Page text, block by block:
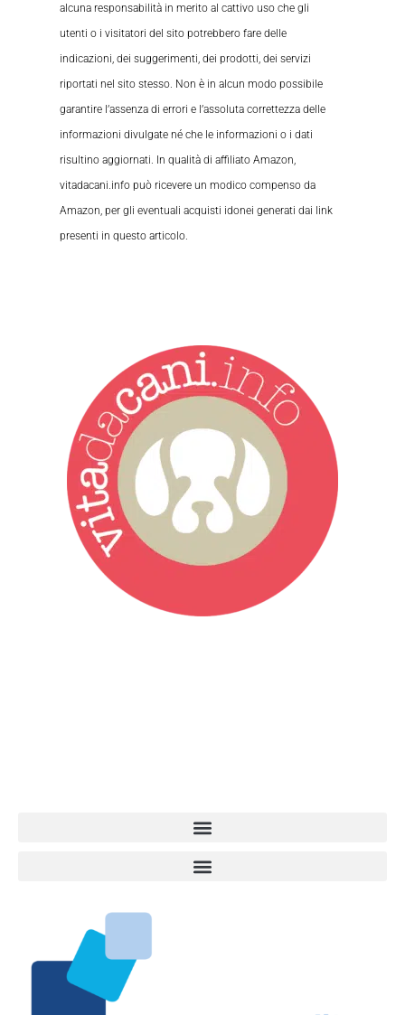
alcuna responsabilità in merito al cattivo uso che gli
utenti o i visitatori del sito potrebbero fare delle
indicazioni, dei suggerimenti, dei prodotti, dei servizi
riportati nel sito stesso. Non è in alcun modo possibile
garantire l’assenza di errori e l’assoluta correttezza delle
informazioni divulgate né che le informazioni o i dati
risultino aggiornati. In qualità di affiliato Amazon,
vitadacani.info può ricevere un modico compenso da
Amazon, per gli eventuali acquisti idonei generati dai link
presenti in questo articolo.